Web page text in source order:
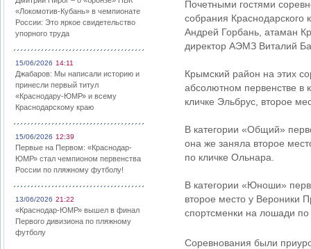
«Локомотив-Кубань» в чемпионате
России: Это яркое свидетельство
упорного труда
15/06/2026 14:11
Джабаров: Мы написали историю и
принесли первый титул
«Краснодару-ЮМР» и всему
Краснодарскому краю
15/06/2026 12:39
Первые на Первом: «Краснодар-
ЮМР» стал чемпионом первенства
России по пляжному футболу!
13/06/2026 21:22
«Краснодар-ЮМР» вышел в финал
Первого дивизиона по пляжному
футболу
Почетными гостями
собрания Краснодарского
Андрей Горбань, атаман
директор АЭМЗ Виталий
Крымский район на этих
абсолютном первенстве в
кличке Эльбрус, второе
В категории «Общий»
она же заняла второе
по кличке Ольнара.
В категории «Юноши»
второе место у Вероники
спортсменки на лошади
Соревнования были